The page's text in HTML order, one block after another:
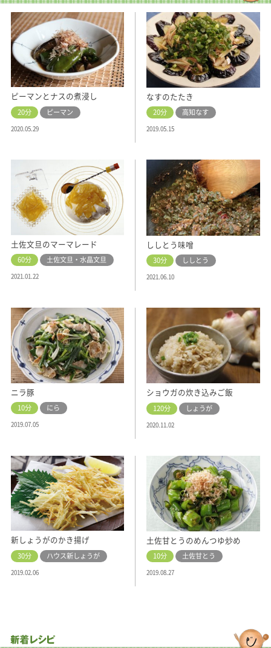
ピーマンとナスの煮浸し
20分 ピーマン
2020.05.29
なすのたたき
20分 高知なす
2019.05.15
土佐文旦のマーマレード
60分 土佐文旦・水晶文旦
2021.01.22
ししとう味噌
30分 ししとう
2021.06.10
ニラ豚
10分 にら
2019.07.05
ショウガの炊き込みご飯
120分 しょうが
2020.11.02
新しょうがのかき揚げ
30分 ハウス新しょうが
2019.02.06
土佐甘とうのめんつゆ炒め
10分 土佐甘とう
2019.08.27